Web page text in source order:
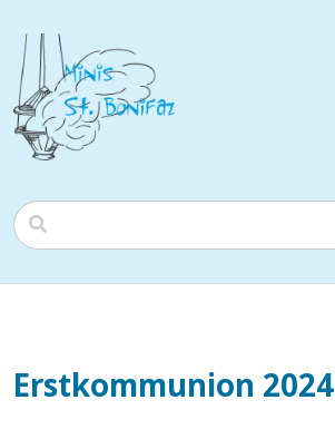
Erstkommunion 2024